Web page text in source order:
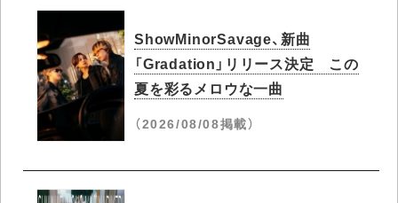
ShowMinorSavage、新曲
「Gradation」リリース決定 この
夏を彩るメロウな一曲
（2026/08/08掲載）